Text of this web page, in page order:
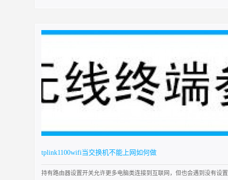
tplink1100wifi当交换机不能上网如何做
持有路由器设置开关允许更多电脑类连接到互联网，但也会遇到没有设置